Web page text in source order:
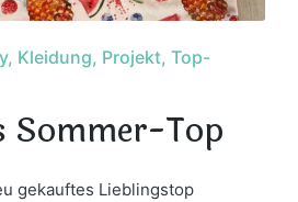
Kleidung Projekt Top-
Sommer-Top
gekauftes Lieblingstop